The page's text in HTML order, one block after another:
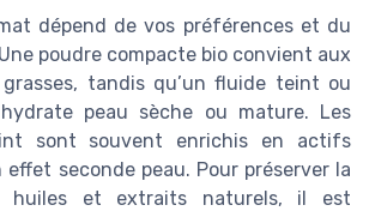
dépend de vos préférences et du
poudre compacte bio convient aux
tandis qu’un fluide teint ou
peau sèche ou mature. Les
sont souvent enrichis en actifs
seconde peau. Pour préserver la
huiles et extraits naturels, il est